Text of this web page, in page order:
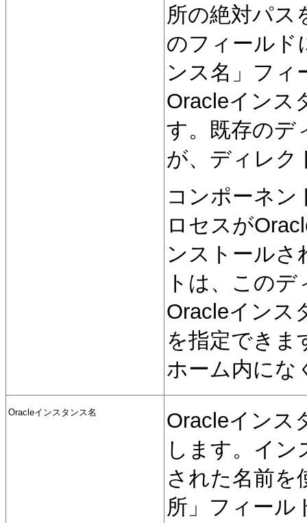
所の絶対パス
のフィールド
ンス名」フィ
Oracleインス
す。既存のデ
が、ディレク
コンポーネン
ロセスが
ンストールさ
トは、この
Oracleインス
を指定できま
ホーム内にな
Oracleインスタンス名
Oracleインス
します。イ
された名前を
所」フィール